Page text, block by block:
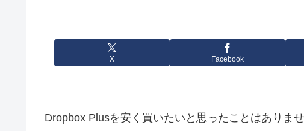
X Facebook
Dropbox Plusを安く買いたいと思ったことはありま